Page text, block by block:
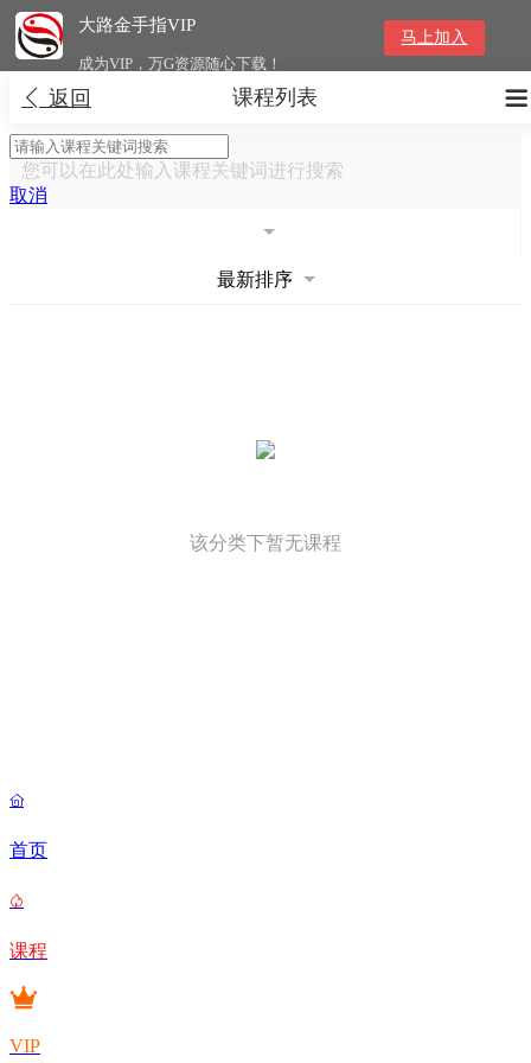
大路金手指VIP
成为VIP，万G资源随心下载！
马上加入
 返回 
课程列表
您可以在此处输入课程关键词进行搜索
取消
最新排序
该分类下暂无课程

首页

课程
VIP